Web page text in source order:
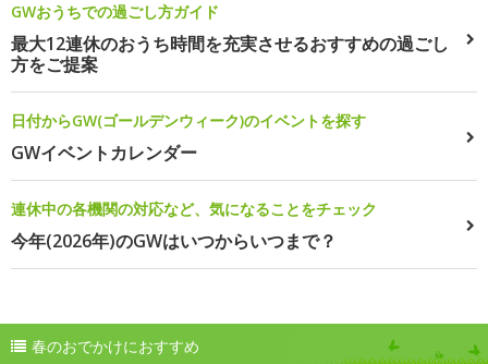
GWおうちでの過ごし方ガイド
最大12連休のおうち時間を充実させるおすすめの過ごし
方をご提案
日付からGW(ゴールデンウィーク)のイベントを探す
GWイベントカレンダー
連休中の各機関の対応など、気になることをチェック
今年(2026年)のGWはいつからいつまで？
春のおでかけにおすすめ